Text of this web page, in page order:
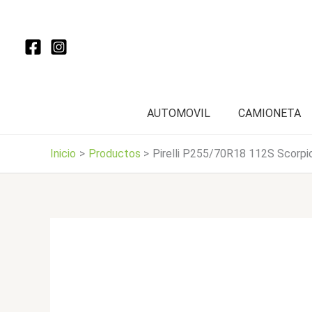
contenido
AUTOMOVIL CAMIONETA
Inicio Productos Pirelli P255/70R18 112S